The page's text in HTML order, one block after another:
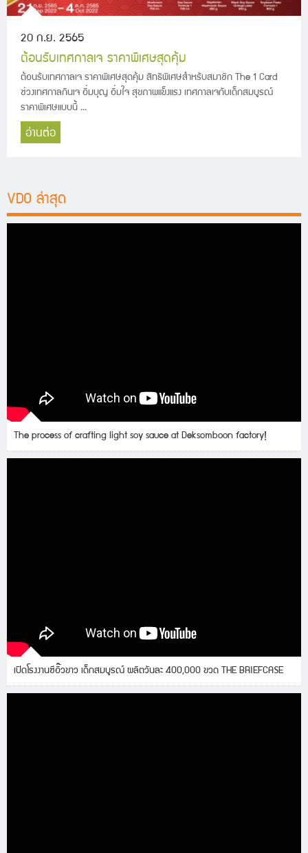
20 ก.ย. 2565
ต้อนรับเทศกาลเจ ราคาพิเศษสุดคุ้ม
ต้อนรับเทศกาลเจ ราคาพิเศษสุดคุ้ม สิทธิพิเศษสำหรับสมาชิก The 1 Card
ช่วงเทศกาลกินเจ อิ่มบุญ อิ่มใจ สุขภาพแข็งแรง เทศกาลเจกับเด็กสมบูรณ์
ราคาพิเศษแบบนี้ ...
อ่านต่อ
VDO ล่าสุด
The process of crafting light soy sauce at Deksomboon factory!
เปิดโรงงานซีอิ๊วขาว เด็กสมบูรณ์ ผลิตวันละ 400,000 ขวด THE BRIEFCASE